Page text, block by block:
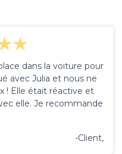
dans la voiture pour
avec Julia et nous ne
! Elle était réactive et
elle. Je recommande
-Client,